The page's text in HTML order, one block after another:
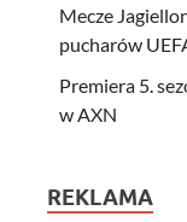
Mecze
pucharów
Premiera 5.
w AXN
REKLAMA